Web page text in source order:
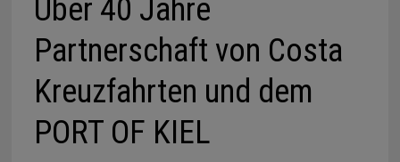
Über 40 Jahre
Partnerschaft von Costa
Kreuzfahrten und dem
PORT OF KIEL